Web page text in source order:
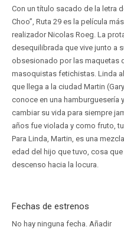
Con un título sacado de la letra
Choo”, Ruta 29 es la película
realizador Nicolas Roeg. La
desequilibrada que vive junto a
obsesionado por las maquetas
masoquistas fetichistas. Linda
que llega a la ciudad Martin
conoce en una hamburguesería
cambiar su vida para siempre
años fue violada y como fruto,
Para Linda, Martin, es una
edad del hijo que tuvo, cosa
descenso hacia la locura.
Fechas de estrenos
No hay ninguna fecha. Añadir